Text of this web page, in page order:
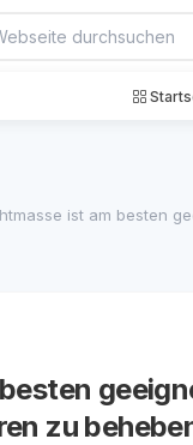
ist am besten
zu